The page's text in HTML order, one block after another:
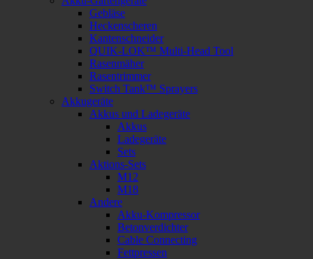
Gebläse
Heckenscheren
Kantenschneider
QUIK-LOK™ Multi-Head Tool
Rasenmäher
Rasentrimmer
Switch Tank™ Sprayers
Akkugeräte
Akkus und Ladegeräte
Akkus
Ladegeräte
Sets
Aktions-Sets
M12
M18
Andere
Akku-Kompressor
Betonverdichter
Cable Connecting
Fettpressen